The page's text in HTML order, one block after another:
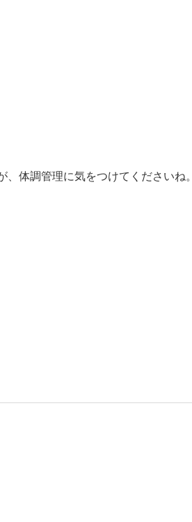
体調管理に気をつけてくださいね。